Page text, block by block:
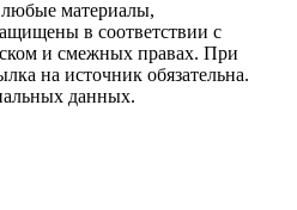
любые материалы,
в соответствии с
и смежных правах. При
на источник обязательна.
данных.